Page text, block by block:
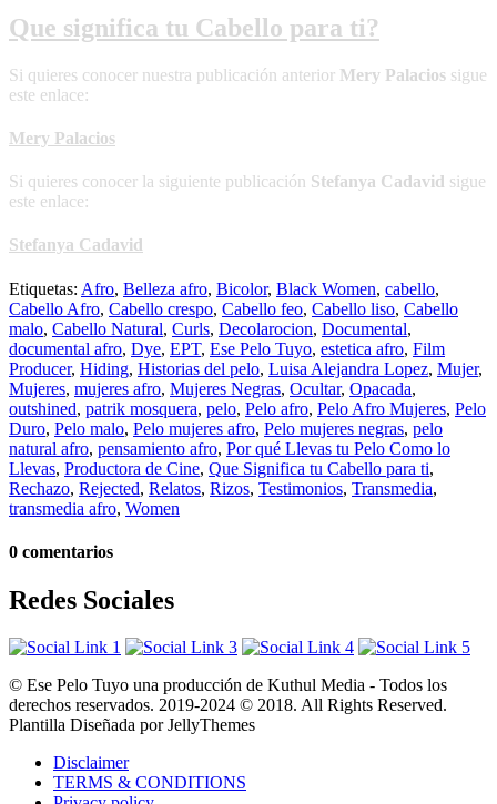
Que significa tu Cabello para ti?
Si quieres conocer nuestra publicación anterior Mery Palacios sigue
este enlace:
Mery Palacios
Si quieres conocer la siguiente publicación Stefanya Cadavid sigue
este enlace:
Stefanya Cadavid
Etiquetas: Afro, Belleza afro, Bicolor, Black Women, cabello,
Cabello Afro, Cabello crespo, Cabello feo, Cabello liso, Cabello
malo, Cabello Natural, Curls, Decolarocion, Documental,
documental afro, Dye, EPT, Ese Pelo Tuyo, estetica afro, Film
Producer, Hiding, Historias del pelo, Luisa Alejandra Lopez, Mujer,
Mujeres, mujeres afro, Mujeres Negras, Ocultar, Opacada,
outshined, patrik mosquera, pelo, Pelo afro, Pelo Afro Mujeres, Pelo
Duro, Pelo malo, Pelo mujeres afro, Pelo mujeres negras, pelo
natural afro, pensamiento afro, Por qué Llevas tu Pelo Como lo
Llevas, Productora de Cine, Que Significa tu Cabello para ti,
Rechazo, Rejected, Relatos, Rizos, Testimonios, Transmedia,
transmedia afro, Women
0 comentarios
Redes Sociales
© Ese Pelo Tuyo una producción de Kuthul Media - Todos los
derechos reservados. 2019-2024 © 2018. All Rights Reserved.
Plantilla Diseñada por JellyThemes
Disclaimer
TERMS & CONDITIONS